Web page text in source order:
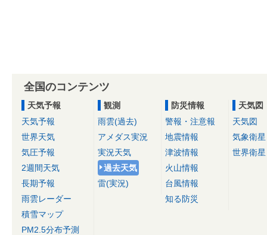
全国のコンテンツ
天気予報
天気予報
世界天気
気圧予報
2週間天気
長期予報
雨雲レーダー
積雪マップ
PM2.5分布予測
観測
雨雲(過去)
アメダス実況
実況天気
過去天気
雷(実況)
防災情報
警報・注意報
地震情報
津波情報
火山情報
台風情報
知る防災
天気図
天気図
気象衛星
世界衛星